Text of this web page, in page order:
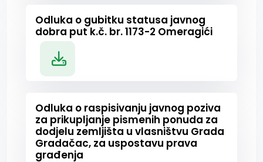
Odluka o gubitku statusa javnog
dobra put k.č. br. 1173-2 Omeragići
Odluka o raspisivanju javnog poziva
za prikupljanje pismenih ponuda za
dodjelu zemljišta u vlasništvu Grada
Gradačac, za uspostavu prava
građenja